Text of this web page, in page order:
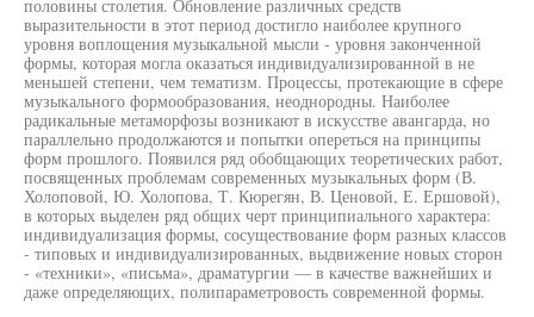
половины столетия. Обновление различных средств
выразительности в этот период достигло наиболее крупного
уровня воплощения музыкальной мысли - уровня законченной
формы, которая могла оказаться индивидуализированной в не
меньшей степени, чем тематизм. Процессы, протекающие в сфере
музыкального формообразования, неоднородны. Наиболее
радикальные метаморфозы возникают в искусстве авангарда, но
параллельно продолжаются и попытки опереться на принципы
форм прошлого. Появился ряд обобщающих теоретических работ,
посвященных проблемам современных музыкальных форм (В.
Холоповой, Ю. Холопова, Т. Кюрегян, В. Ценовой, Е. Ершовой),
в которых выделен ряд общих черт принципиального характера:
индивидуализация формы, сосуществование форм разных классов
- типовых и индивидуализированных, выдвижение новых сторон
- «техники», «письма», драматургии — в качестве важнейших и
даже определяющих, полипараметровость современной формы.